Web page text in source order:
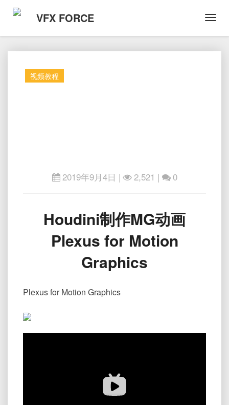
VFX FORCE
视频教程
2019年9月4日 | 2,521 | 0
Houdini
制
作
MG
动
画
for
Houdini制作MG动画
Plexus for Motion
Graphics
Plexus for Motion Graphics